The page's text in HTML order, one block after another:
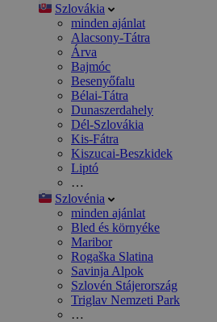
Szlovákia
minden ajánlat
Alacsony-Tátra
Árva
Bajmóc
Besenyőfalu
Bélai-Tátra
Dunaszerdahely
Dél-Szlovákia
Kis-Fátra
Kiszucai-Beszkidek
Liptó
…
Szlovénia
minden ajánlat
Bled és környéke
Maribor
Rogaška Slatina
Savinja Alpok
Szlovén Stájerország
Triglav Nemzeti Park
…